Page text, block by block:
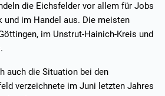
die Eichsfelder vor allem für Jobs
und im Handel aus. Die meisten
im Unstrut-Hainich-Kreis und
auch die Situation bei den
verzeichnete im Juni letzten Jahres